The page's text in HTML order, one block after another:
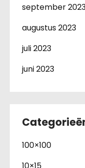
september
augustus 2023
juli 2023
juni 2023
100×100
10×15